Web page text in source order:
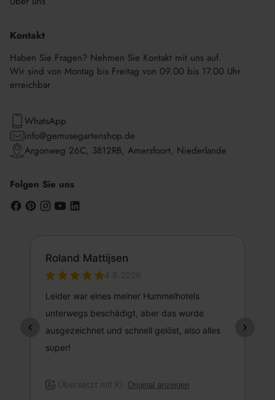
Kontakt
Haben Sie Fragen? Nehmen Sie Kontakt mit uns auf.
Wir sind von Montag bis Freitag von 09.00 bis 17.00 Uhr
erreichbar
WhatsApp
info@gemusegartenshop.de
Argonweg 26C, 3812RB, Amersfoort, Niederlande
Folgen Sie uns